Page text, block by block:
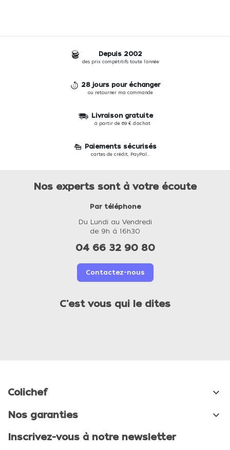
Depuis 2002
des prix compétitifs toute l'année
28 jours pour échanger
ou retourner ma commande
Livraison gratuite
à partir de 69 € d'achat
Paiements sécurisés
cartes de crédit, PayPal...
Nos experts sont à votre écoute
Par téléphone
Du Lundi au Vendredi
de 9h à 16h30
04 66 32 90 80
Contactez-nous
C'est vous qui le dites
Colichef 
Nos garanties 
Inscrivez-vous à notre newsletter